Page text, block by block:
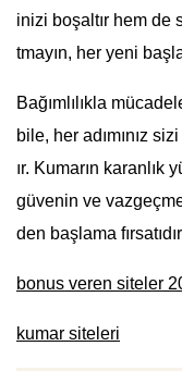
inizi boşaltır hem de
tmayın, her yeni
Bağımlılıkla
bile, her adımınız
ır. Kumarın
güvenin ve
den başlama
bonus veren siteler
kumar siteleri